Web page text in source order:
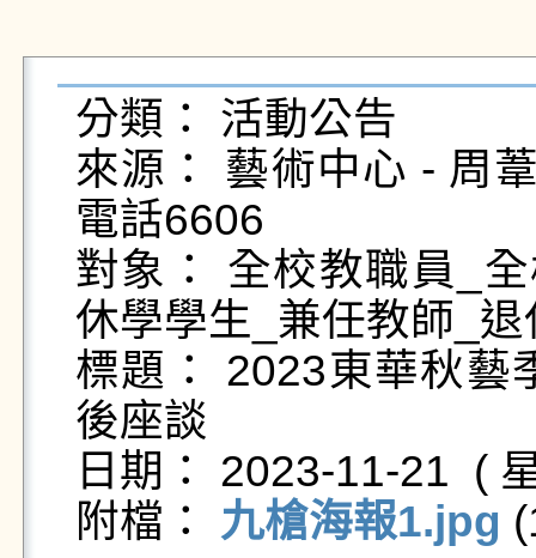
分類： 活動公告
來源： 藝術中心 - 周
電話6606
對象： 全校教職員_
休學學生_兼任教師_
標題： 2023東華秋藝
後座談
日期： 2023-11-21  (
附檔： 九槍海報1.jpg